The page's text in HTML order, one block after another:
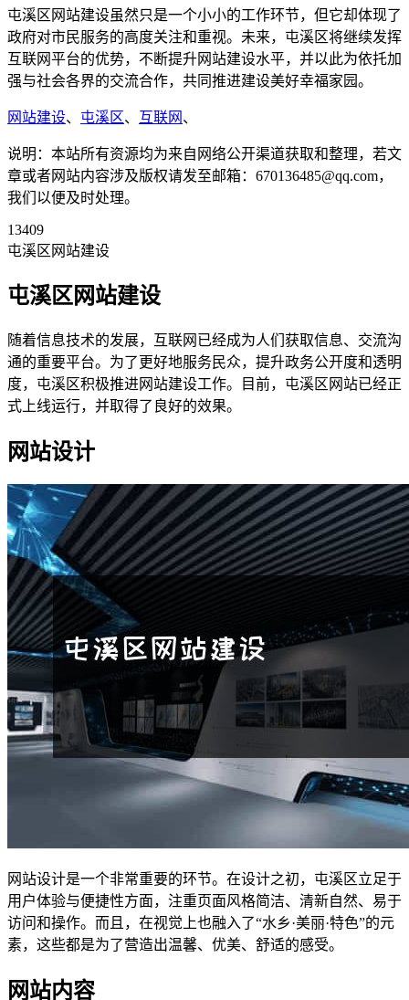
屯溪区网站建设虽然只是一个小小的工作环节，但它却体现了
政府对市民服务的高度关注和重视。未来，屯溪区将继续发挥
互联网平台的优势，不断提升网站建设水平，并以此为依托加
强与社会各界的交流合作，共同推进建设美好幸福家园。
网站建设、 屯溪区、 互联网 、
说明：本站所有资源均为来自网络公开渠道获取和整理，若文
章或者网站内容涉及版权请发至邮箱：670136485@qq.com，
我们以便及时处理。
13409
屯溪区网站建设
屯溪区网站建设
随着信息技术的发展，互联网已经成为人们获取信息、交流沟
通的重要平台。为了更好地服务民众，提升政务公开度和透明
度，屯溪区积极推进网站建设工作。目前，屯溪区网站已经正
式上线运行，并取得了良好的效果。
网站设计
网站设计是一个非常重要的环节。在设计之初，屯溪区立足于
用户体验与便捷性方面，注重页面风格简洁、清新自然、易于
访问和操作。而且，在视觉上也融入了“水乡·美丽·特色”的元
素，这些都是为了营造出温馨、优美、舒适的感受。
网站内容